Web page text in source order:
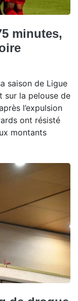
minutes,
saison de Ligue
sur la pelouse de
l’expulsion
ont résisté
montants